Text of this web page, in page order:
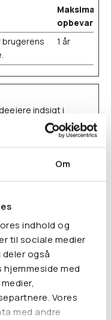
Om
indhold og
til sociale medier
også
med
Vores
med andre
Maksimal
brugerens
1 år
indsigt i
ved at indsamle
Maksimal
til at
over
bruger
af Google
til at
om